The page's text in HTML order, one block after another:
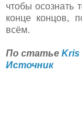
чтобы осознать
конце концов,
всём.
По статье Kris
Источник